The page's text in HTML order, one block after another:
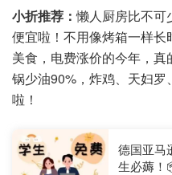
小折推荐：懒人厨房比不可
便宜啦！不用像烤箱一样
美食，电费涨价的今年，
锅少油90%，炸鸡、天妇罗
啦！
德国亚马
生必薅！